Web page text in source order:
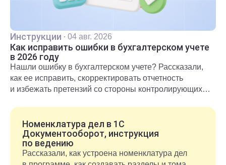
Инструкции · 04 авг. 2026
Как исправить ошибки в бухгалтерском учете
в 2026 году
Нашли ошибку в бухгалтерском учете? Рассказали,
как ее исправить, скорректировать отчетность
и избежать претензий со стороны контролирующих
Номенклатура дел в 1С
Документооборот, инструкция
по ведению
Рассказали, как устроена номенклатура дел